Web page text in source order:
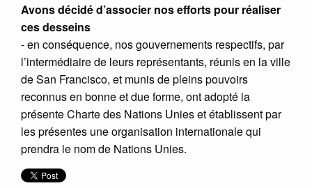
Avons décidé d’associer nos efforts pour réaliser
ces desseins
- en conséquence, nos gouvernements respectifs, par
l’intermédiaire de leurs représentants, réunis en la ville
de San Francisco, et munis de pleins pouvoirs
reconnus en bonne et due forme, ont adopté la
présente Charte des Nations Unies et établissent par
les présentes une organisation internationale qui
prendra le nom de Nations Unies.